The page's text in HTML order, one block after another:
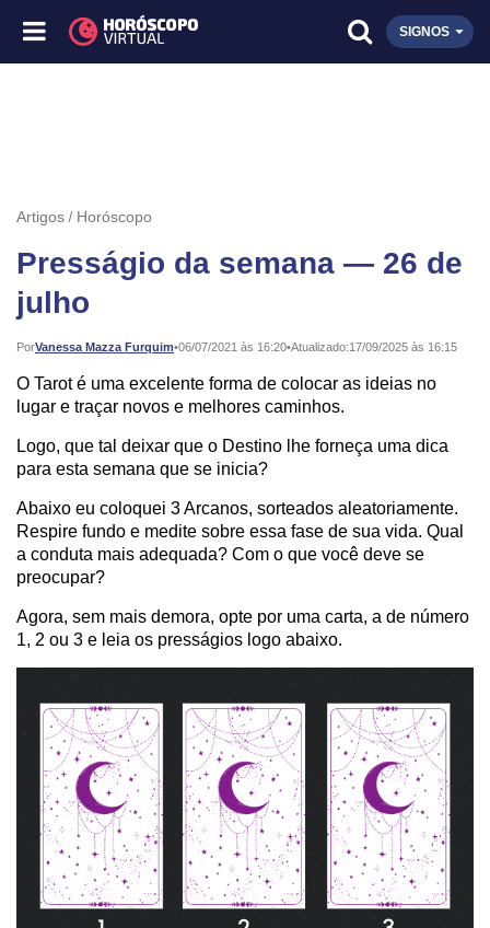
SIGNOS
Artigos Horóscopo
Presságio da semana — 26 de
julho
PorVanessa Mazza Furquim•
Publicado: 06/07/2021 às 16:20•Atualizado:17/09/2025 às 16:15
O Tarot é uma excelente forma de colocar as ideias no
lugar e traçar novos e melhores caminhos.
Logo, que tal deixar que o Destino lhe forneça uma dica
para esta semana que se inicia?
Abaixo eu coloquei 3 Arcanos, sorteados aleatoriamente.
Respire fundo e medite sobre essa fase de sua vida. Qual
a conduta mais adequada? Com o que você deve se
preocupar?
Agora, sem mais demora, opte por uma carta, a de número
1, 2 ou 3 e leia os presságios logo abaixo.